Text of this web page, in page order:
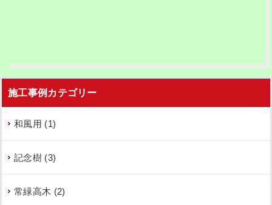
施工事例カテゴリー
和風用 (1)
記念樹 (3)
常緑高木 (2)